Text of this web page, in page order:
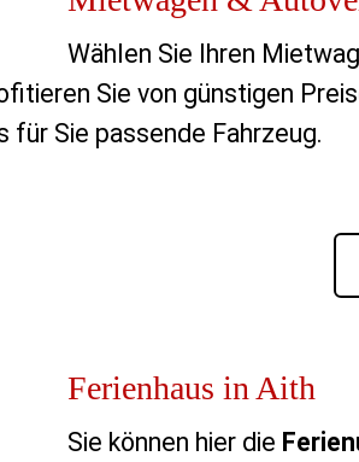
Wählen Sie Ihren
Sie von günstigen
für Sie passende Fahrzeug.
Ferienhaus in Aith
Sie können hier die